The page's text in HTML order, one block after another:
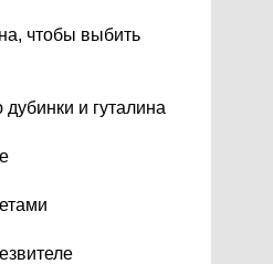
чтобы выбить
и гуталина